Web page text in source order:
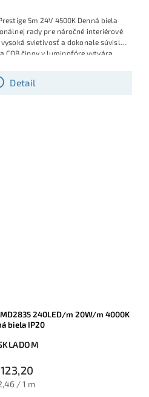
Detail
5m 24V 4500K Denná biela
rady pre náročné interiérové
svietivosť a dokonale súvislé
COB čipov v luminofóre vytvára
zón či komerčných priestorov a
veľmi intenzívne osvetlenie pri
240LED/m 20W/m 4000K
biela IP20
/ 1 m